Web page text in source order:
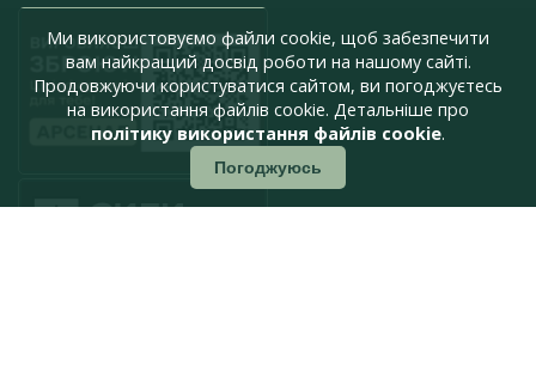
Ми використовуємо файли cookie, щоб забезпечити
вам найкращий досвід роботи на нашому сайті.
Продовжуючи користуватися сайтом, ви погоджуєтесь
на використання файлів cookie. Детальніше про
політику використання файлів cookie.
Погоджуюсь